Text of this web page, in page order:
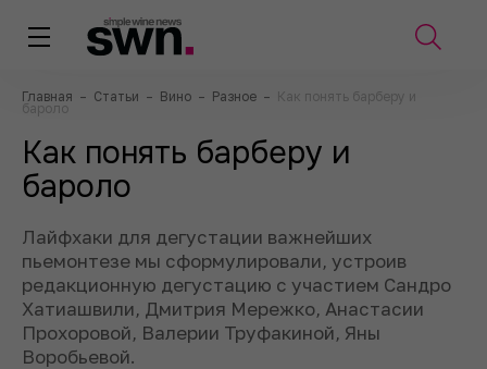
Главная – Статьи – Вино – Разное – Как понять барберу и
бароло
Как понять барберу и
бароло
Лайфхаки для дегустации важнейших
пьемонтезе мы сформулировали, устроив
редакционную дегустацию с участием Сандро
Хатиашвили, Дмитрия Мережко, Анастасии
Прохоровой, Валерии Труфакиной, Яны
Воробьевой.